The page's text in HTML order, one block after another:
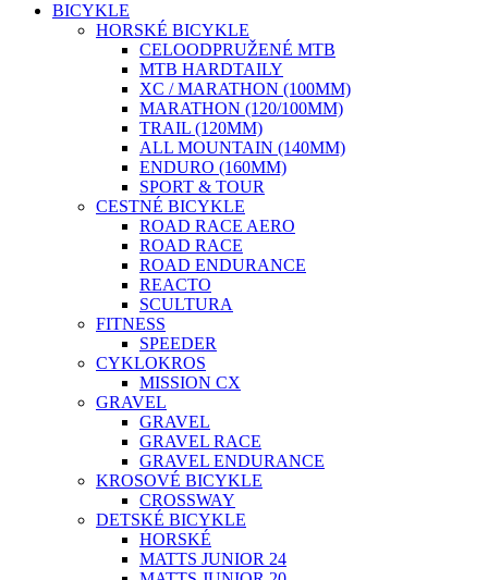
BICYKLE
HORSKÉ BICYKLE
CELOODPRUŽENÉ MTB
MTB HARDTAILY
XC / MARATHON (100MM)
MARATHON (120/100MM)
TRAIL (120MM)
ALL MOUNTAIN (140MM)
ENDURO (160MM)
SPORT & TOUR
CESTNÉ BICYKLE
ROAD RACE AERO
ROAD RACE
ROAD ENDURANCE
REACTO
SCULTURA
FITNESS
SPEEDER
CYKLOKROS
MISSION CX
GRAVEL
GRAVEL
GRAVEL RACE
GRAVEL ENDURANCE
KROSOVÉ BICYKLE
CROSSWAY
DETSKÉ BICYKLE
HORSKÉ
MATTS JUNIOR 24